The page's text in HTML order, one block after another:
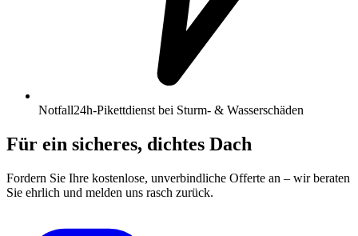
Notfall24h-Pikettdienst bei Sturm- & Wasserschäden
Für ein sicheres, dichtes Dach
Fordern Sie Ihre kostenlose, unverbindliche Offerte an – wir beraten
Sie ehrlich und melden uns rasch zurück.